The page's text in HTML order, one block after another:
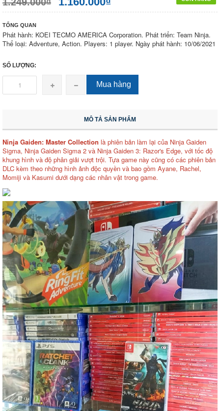
TỔNG QUAN
Phát hành: KOEI TECMO AMERICA Corporation. Phát triển: Team Ninja.
Thể loại: Adventure, Action. Players: 1 player. Ngày phát hành: 10/06/2021
SỐ LƯỢNG:
Mua hàng
MÔ TẢ SẢN PHẨM
Ninja Gaiden: Master Collection là phiên bản làm lại của Ninja Gaiden
Sigma, Ninja Gaiden Sigma 2 và Ninja Gaiden 3: Razor's Edge, với tốc độ
khung hình và độ phân giải vượt trội. Tựa game này cũng có các phiên bản
DLC kèm theo những hình ảnh độc quyền và bao gồm Ayane, Rachel,
Momiji và Kasumi dưới dạng các nhân vật trong game.